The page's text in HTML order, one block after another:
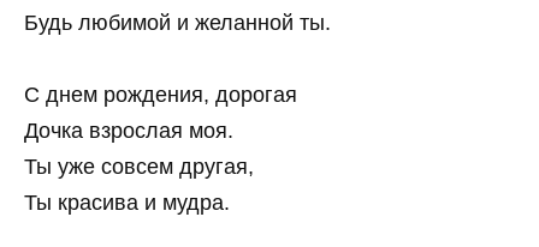
Будь любимой и желанной ты.
С днем рождения, дорогая
Дочка взрослая моя.
Ты уже совсем другая,
Ты красива и мудра.